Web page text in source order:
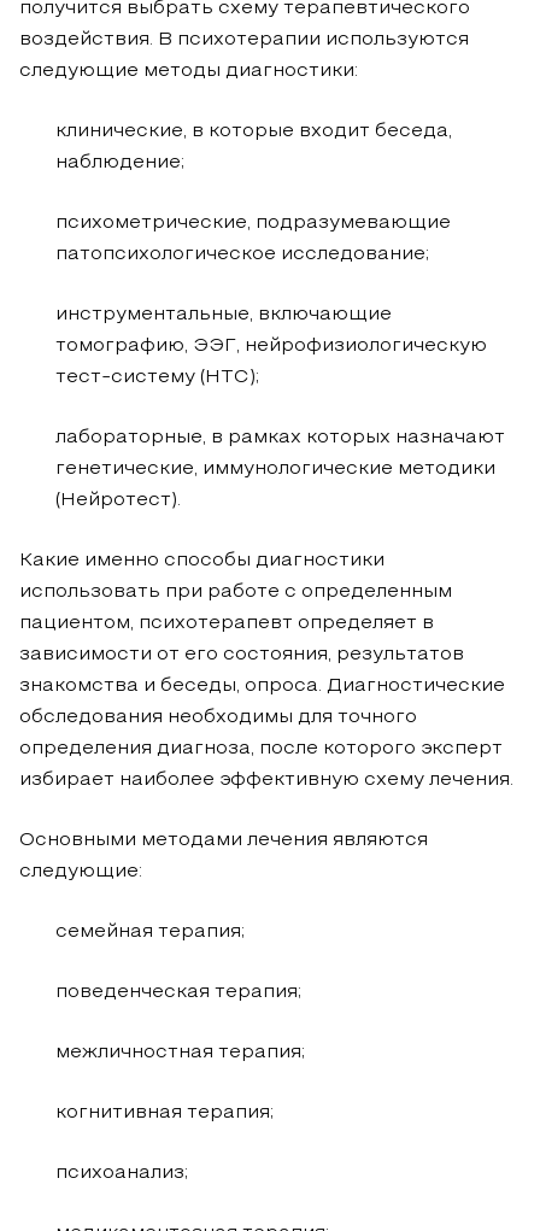
получится выбрать схему терапевтического
воздействия. В психотерапии используются
следующие методы диагностики:
клинические, в которые входит беседа,
наблюдение;
психометрические, подразумевающие
патопсихологическое исследование;
инструментальные, включающие
томографию, ЭЭГ, нейрофизиологическую
тест-систему (НТС);
лабораторные, в рамках которых назначают
генетические, иммунологические методики
(Нейротест).
Какие именно способы диагностики
использовать при работе с определенным
пациентом, психотерапевт определяет в
зависимости от его состояния, результатов
знакомства и беседы, опроса. Диагностические
обследования необходимы для точного
определения диагноза, после которого эксперт
избирает наиболее эффективную схему лечения.
Основными методами лечения являются
следующие:
семейная терапия;
поведенческая терапия;
межличностная терапия;
когнитивная терапия;
психоанализ;